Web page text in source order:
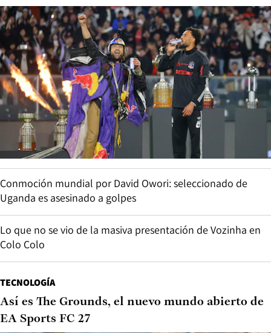
Conmoción mundial por David Owori: seleccionado de
Uganda es asesinado a golpes
Lo que no se vio de la masiva presentación de Vozinha en
Colo Colo
TECNOLOGÍA
Así es The Grounds, el nuevo mundo abierto de
EA Sports FC 27